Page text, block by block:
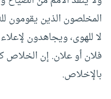
المخلصون الذين يقومون
لا للهوى، ويجاهدون لإعلاء
فلان أو علان. إن الخلاص
بالإخلاص.